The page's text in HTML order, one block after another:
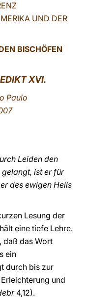
UND DER
BISCHÖFEN
XVI.
Paulo
Leiden den
ist er für
des ewigen Heils
Lesung der
eine tiefe Lehre.
daß das Wort
ein
durch bis zur
und
4,12).